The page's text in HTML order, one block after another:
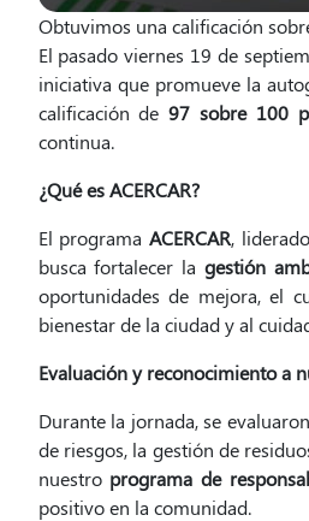
Obtuvimos una calificación
El pasado viernes 19 de
iniciativa que promueve la
calificación de97 sobre 100
continua.
¿Qué es ACERCAR?
El programaACERCAR,
busca fortalecer la gestión
oportunidades de mejora, el
bienestar de la ciudad y al
Evaluación y reconocimiento a
Durante la jornada, se
de riesgos, la gestión de
nuestro programa de
positivo en la comunidad.